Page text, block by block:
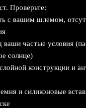
Проверьте:
с вашим шлемом,
ваши частые условия
солнце)
конструкции и
и силиконовые